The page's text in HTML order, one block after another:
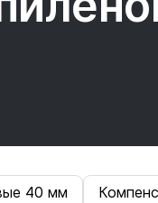
40 мм